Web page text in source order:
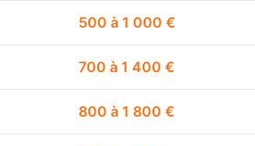
500 à 1 000 €
700 à 1 400 €
800 à 1 800 €